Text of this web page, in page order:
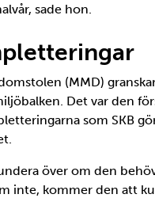
sade hon.
(MMD)
Det var den
som SKB
över om den
inte, kommer den att